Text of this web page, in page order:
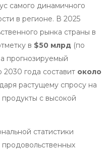
самого динамичного
в регионе. В 2025
рынка страны в
в $50 млрд (по
прогнозируемый
года составит около
растущему спросу на
с высокой
статистики